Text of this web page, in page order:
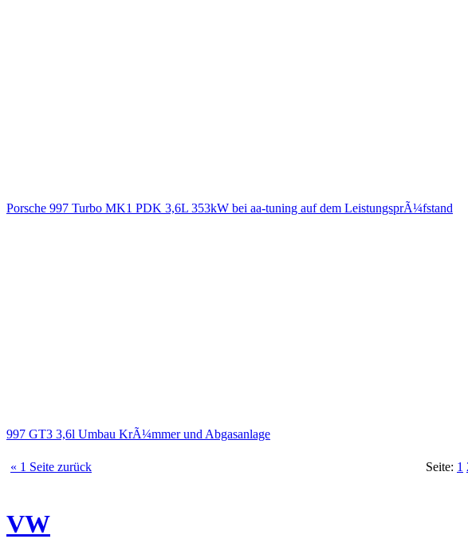
Porsche 997 Turbo MK1 PDK 3,6L 353kW bei aa-tuning auf dem LeistungsprÃ¼fstand
997 GT3 3,6l Umbau KrÃ¼mmer und Abgasanlage
« 1 Seite zurück Seite: 1
VW